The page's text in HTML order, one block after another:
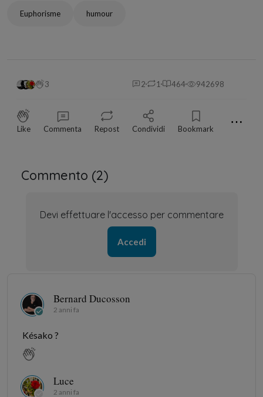
Euphorisme humour
3 2 1 464 942698
Like Commenta Repost Condividi Bookmark ⋯
Commento (2)
Devi effettuare l'accesso per commentare
Accedi
Bernard Ducosson
2 anni fa
Késako ?
Luce
2 anni fa